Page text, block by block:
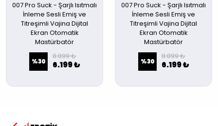
007 Pro Suck - Şarjlı Isıtmalı
İnleme Sesli Emiş ve
Titreşimli Vajina Dijital
Ekran Otomatik
Mastürbatör
%30
8.899 ₺
6.199 ₺
007 Pro Suck - Şarjlı Isıtmalı
İnleme Sesli Emiş ve
Titreşimli Vajina Dijital
Ekran Otomatik
Mastürbatör
%30
8.899 ₺
6.199 ₺